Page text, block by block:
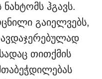
ჰგავს.
გაიელვებს,
თითქმის